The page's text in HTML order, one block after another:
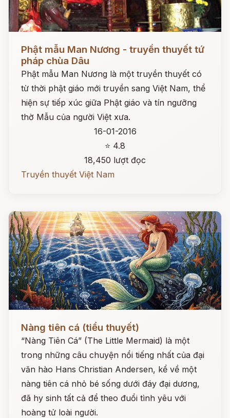
Phật mẫu Man Nương - truyền thuyết tứ
pháp chùa Dâu
Phật mẫu Man Nương là một truyền thuyết có
từ thời phật giáo mới truyền sang Việt Nam, thể
hiện sự tiếp xúc giữa Phật giáo và tín ngưỡng
thờ Mẫu của người Việt xưa.
16-01-2016
⭐ 4.8
18,450 lượt đọc
Truyền thuyết Việt Nam
Nàng tiên cá (tiểu thuyết)
“Nàng Tiên Cá” (The Little Mermaid) là một
trong những câu chuyện nổi tiếng nhất của đại
văn hào Hans Christian Andersen, kể về một
nàng tiên cá nhỏ bé sống dưới đáy đại dương,
đã hy sinh tất cả để theo đuổi tình yêu với
hoàng tử loài người.